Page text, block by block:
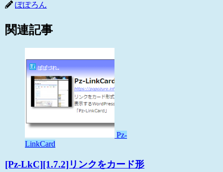
ぽぽろん
関連記事
Pz-
LinkCard
[Pz-LkC][1.7.2]リンクをカード形